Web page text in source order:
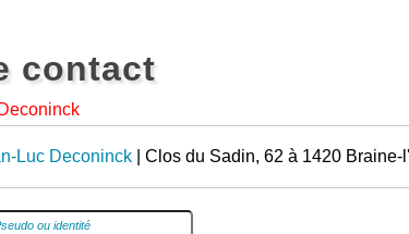
contact
Luc Deconinck | Clos du Sadin, 62 à 1420 Braine-